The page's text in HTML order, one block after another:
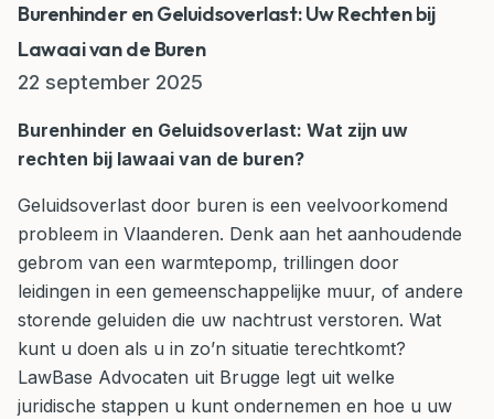
Burenhinder en Geluidsoverlast: Uw Rechten bij
Lawaai van de Buren
22 september 2025
Burenhinder en Geluidsoverlast: Wat zijn uw
rechten bij lawaai van de buren?
Geluidsoverlast door buren is een veelvoorkomend
probleem in Vlaanderen. Denk aan het aanhoudende
gebrom van een warmtepomp, trillingen door
leidingen in een gemeenschappelijke muur, of andere
storende geluiden die uw nachtrust verstoren. Wat
kunt u doen als u in zo’n situatie terechtkomt?
LawBase Advocaten uit Brugge legt uit welke
juridische stappen u kunt ondernemen en hoe u uw